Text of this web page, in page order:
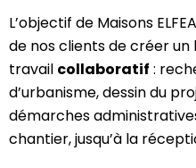
L’objectif de Maisons
de nos clients de créer un
travail collaboratif :
d’urbanisme, dessin du
démarches
chantier, jusqu’à la